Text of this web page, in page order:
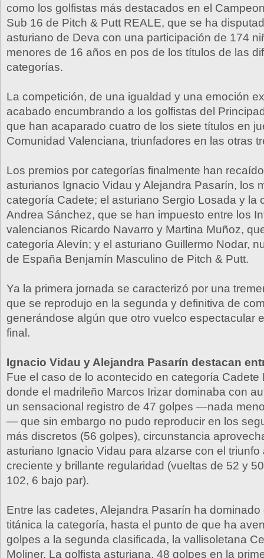
como los golfistas más destacados en el
Sub 16 de Pitch & Putt REALE, que se ha
asturiano de Deva con una participación de 174
menores de 16 años en pos de los títulos de las
categorías.
La competición, de una igualdad y una emoción
acabado encumbrando a los golfistas del
que han acaparado cuatro de los siete títulos en
Comunidad Valenciana, triunfadores en las otras
Los premios por categorías finalmente han
asturianos Ignacio Vidau y Alejandra Pasarín, los
categoría Cadete; el asturiano Sergio Losada y la
Andrea Sánchez, que se han impuesto entre los
valencianos Ricardo Navarro y Martina Muñoz,
categoría Alevín; y el asturiano Guillermo Nodar,
de España Benjamín Masculino de Pitch & Putt.
Ya la primera jornada se caracterizó por una
que se reprodujo en la segunda y definitiva de
generándose algún que otro vuelco espectacular
final.
Ignacio Vidau y Alejandra Pasarín destacan
Fue el caso de lo acontecido en categoría Cadete
donde el madrileño Marcos Irizar dominaba con
un sensacional registro de 47 golpes —nada
— que sin embargo no pudo reproducir en los
más discretos (56 golpes), circunstancia
asturiano Ignacio Vidau para alzarse con el triunfo
creciente y brillante regularidad (vueltas de 52 y
102, 6 bajo par).
Entre las cadetes, Alejandra Pasarín ha dominado
titánica la categoría, hasta el punto de que ha
golpes a la segunda clasificada, la vallisoletana
Moliner. La golfista asturiana, 48 golpes en la